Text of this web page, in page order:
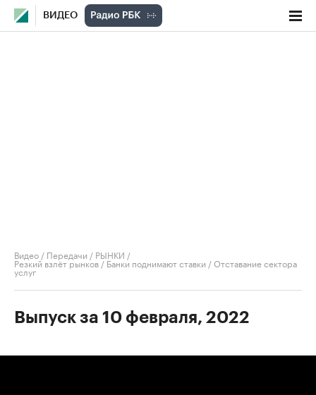
ВИДЕО
Видео / Передачи / РЫНКИ /
Резкий взлёт рынков / Банки поднимают ставки / Отставание сектора
услуг
Выпуск за 10 февраля, 2022